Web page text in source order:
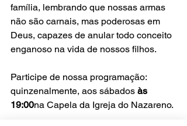
família, lembrando que nossas armas
não são carnais, mas poderosas em
Deus, capazes de anular todo conceito
enganoso na vida de nossos filhos.
Participe de nossa programação:
quinzenalmente, aos sábados às
19:00na Capela da Igreja do Nazareno.